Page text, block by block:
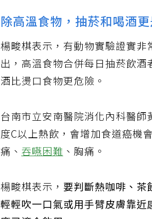
除高溫食物，抽菸和喝酒
楊畯棋表示，有動物實驗證實
出，高溫食物合併每日抽菸飲
酒比燙口食物更危險。
台南市立安南醫院消化內科醫
度C以上熱飲，會增加食道癌機
痛、吞嚥困難 、胸痛。
楊畯棋表示， 要判斷熱咖啡、茶
輕輕吹一口氣或用手臂皮膚靠近